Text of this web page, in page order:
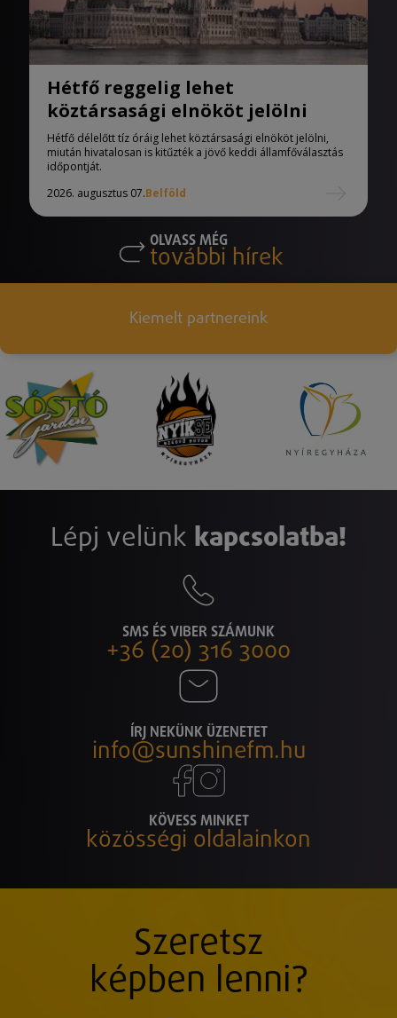
Hétfő reggelig lehet
köztársasági elnököt jelölni
Hétfő délelőtt tíz óráig lehet köztársasági elnököt jelölni,
miután hivatalosan is kitűzték a jövő keddi államfőválasztás
időpontját.
2026. augusztus 07.Belföld
OLVASS MÉG
további hírek
Kiemelt partnereink
Lépj velünk kapcsolatba!
SMS ÉS VIBER SZÁMUNK
+36 (20) 316 3000
ÍRJ NEKÜNK ÜZENETET
info@sunshinefm.hu
KÖVESS MINKET
közösségi oldalainkon
Szeretsz
képben lenni?